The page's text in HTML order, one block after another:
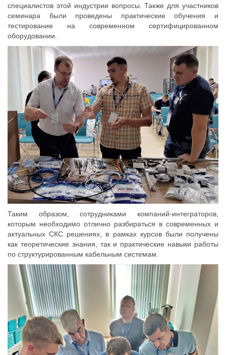
специалистов этой индустрии вопросы. Также для участников
семинара были проведены практические обучения и
тестирование на современном сертифицированном
оборудовании.
Таким образом, сотрудниками компаний-интеграторов,
которым необходимо отлично разбираться в современных и
актуальных СКС решениях, в рамках курсов были получены
как теоретические знания, так и практические навыки работы
по структурированным кабельным системам.